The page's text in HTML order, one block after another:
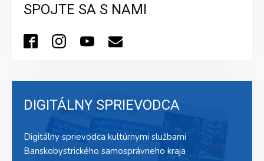
SPOJTE SA S NAMI
DIGITÁLNY SPRIEVODCA
Digitálny sprievodca kultúrnymi službami
Banskobystrického samosprávneho kraja